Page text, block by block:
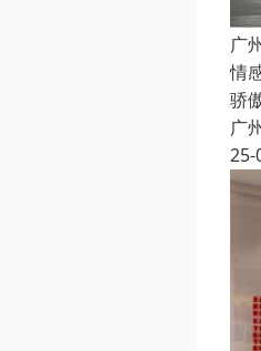
广
情
骄
广
25-